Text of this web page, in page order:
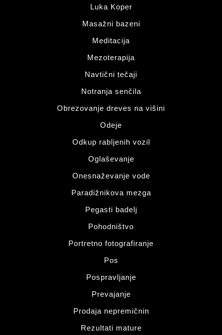
Luka Koper
Masažni bazeni
Meditacija
Mezoterapija
Navtični tečaji
Notranja senčila
Obrezovanje dreves na višini
Odeje
Odkup rabljenih vozil
Oglaševanje
Onesnaževanje vode
Paradižnikova mezga
Pegasti badelj
Pohodništvo
Portretno fotografiranje
Pos
Pospravljanje
Prevajanje
Prodaja nepremičnin
Rezultati mature